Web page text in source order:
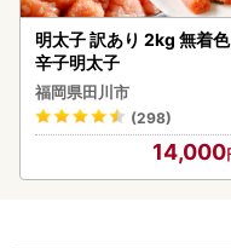
明太子 訳あり 2kg 無着色
辛子明太子
福岡県田川市
(298)
14,000